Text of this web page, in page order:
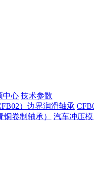
中心 技术参数
）边界润滑轴承
卷制轴承）
汽车冲压